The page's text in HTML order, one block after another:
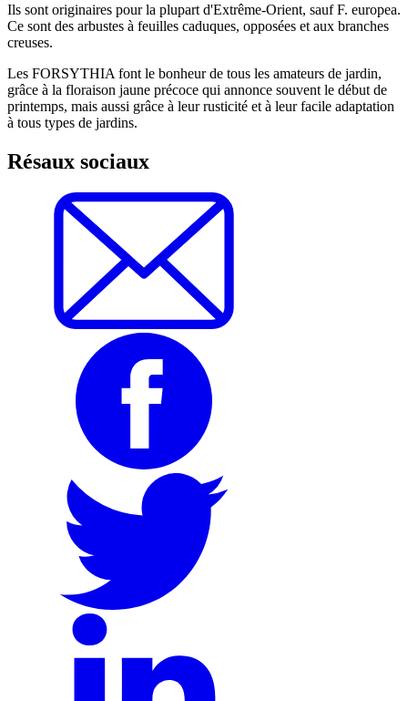
Ils sont originaires pour la plupart d'Extrême-Orient, sauf F. europea.
Ce sont des arbustes à feuilles caduques, opposées et aux branches
creuses.
Les FORSYTHIA font le bonheur de tous les amateurs de jardin,
grâce à la floraison jaune précoce qui annonce souvent le début de
printemps, mais aussi grâce à leur rusticité et à leur facile adaptation
à tous types de jardins.
Résaux sociaux